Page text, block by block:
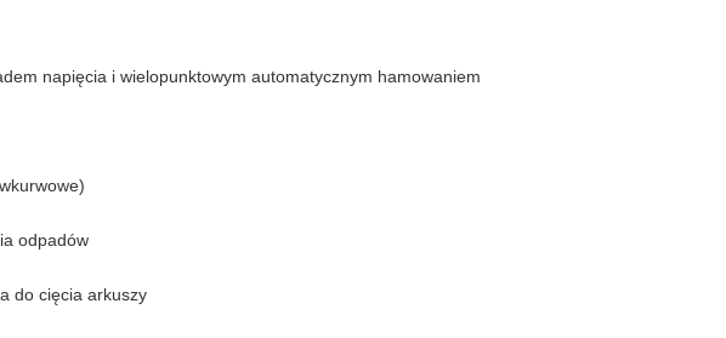
napięcia i wielopunktowym automatycznym hamowaniem
odpadów
do cięcia arkuszy